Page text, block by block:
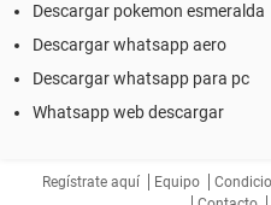
Descargar pokemon esmeralda
Descargar whatsapp aero
Descargar whatsapp para pc
Whatsapp web descargar
Regístrate aquí Equipo